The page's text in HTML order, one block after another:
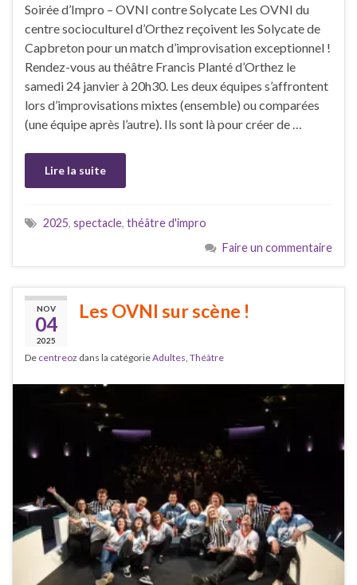
Soirée d’Impro – OVNI contre Solycate Les OVNI du
centre socioculturel d’Orthez reçoivent les Solycate de
Capbreton pour un match d’improvisation exceptionnel !
Rendez-vous au théâtre Francis Planté d’Orthez le
samedi 24 janvier à 20h30. Les deux équipes s’affrontent
lors d’improvisations mixtes (ensemble) ou comparées
(une équipe après l’autre). Ils sont là pour créer de …
Lire la suite
2025, spectacle, théâtre d'impro
Faire un commentaire
NOV
04
2025
Les OVNI sur scène !
De centreoz dans la catégorieAdultes Théâtre